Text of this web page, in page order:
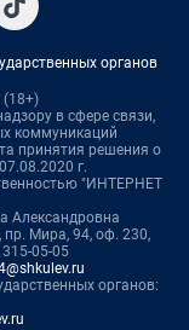
органов
(18+)
в сфере связи,
коммуникаций
принятия решения о
г.
"ИНТЕРНЕТ
Александровна
пр. Мира, 94, оф. 230,
05-05
органов: